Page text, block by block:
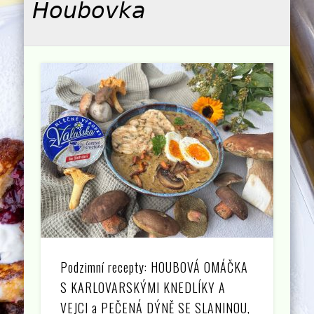
Houbovka
Podzimní recepty: HOUBOVÁ OMÁČKA
S KARLOVARSKÝMI KNEDLÍKY A
VEJCI a PEČENÁ DÝNĚ SE SLANINOU,